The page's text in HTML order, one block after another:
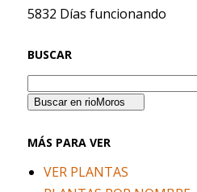
5832 Días funcionando
BUSCAR
MÁS PARA VER
VER PLANTAS